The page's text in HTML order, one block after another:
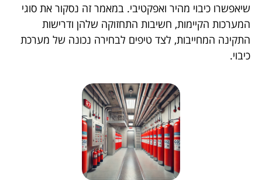
שיאפשרו כיבוי מהיר ואפקטיבי. במאמר זה נסקור את סוגי
המערכות הקיימות, חשיבות התחזוקה שלהן ודרישות
התקינה המחייבות, לצד טיפים לבחירה נכונה של מערכת
כיבוי.